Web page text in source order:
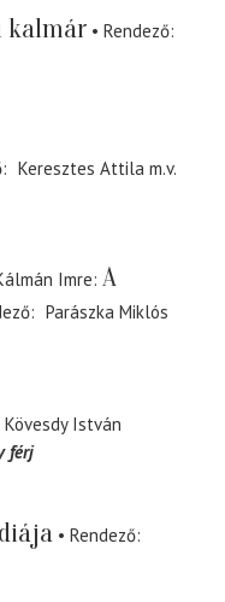
kalmár
Rendező
Keresztes Attila m.v.
Imre A
Parászka Miklós
Kövesdy István
férj
Rendező